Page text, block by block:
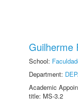
Guilherme
School:
Department:
Academic
title: MS-3.2